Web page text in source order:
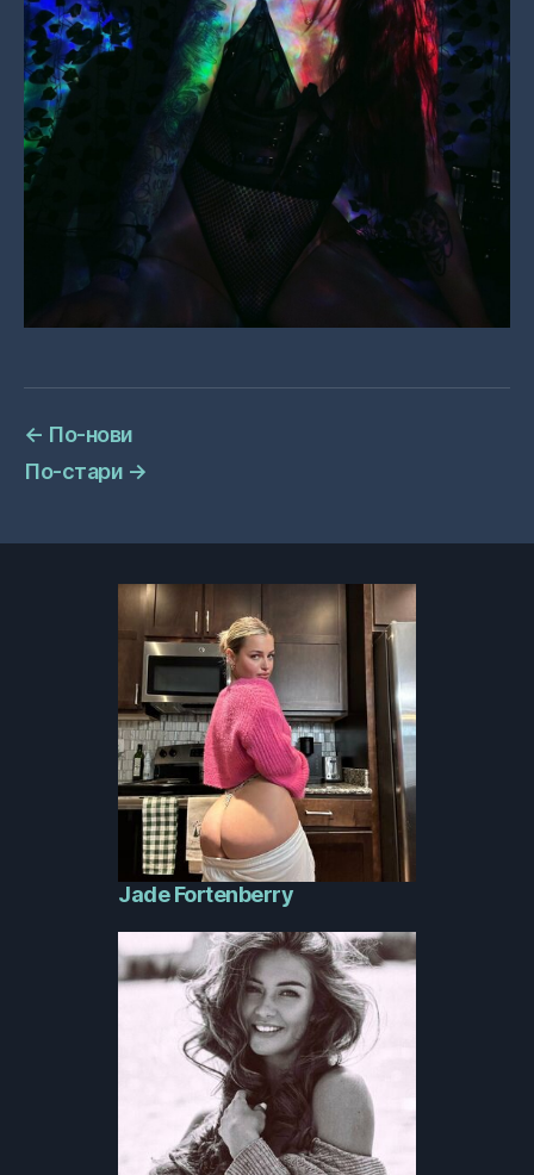
← По-нови
По-стари →
Jade Fortenberry